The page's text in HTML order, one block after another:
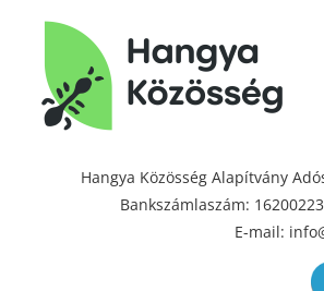
Hangya
Közösség
Hangya Közösség Alapítvány
Bankszámlaszám:
E-mail: